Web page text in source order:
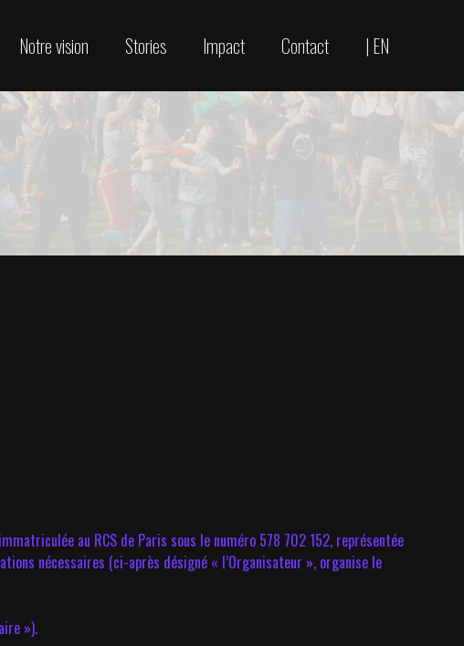
Notre vision Stories Impact Contact | EN
au RCS de Paris sous le numéro 578 702 152, représentée
nécessaires (ci-après désigné « l’Organisateur », organise le
»).